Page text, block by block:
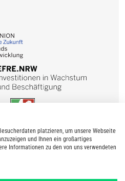
platzieren, um unsere Webseite
und Ihnen ein großartiges
Informationen zu den von uns verwendeten